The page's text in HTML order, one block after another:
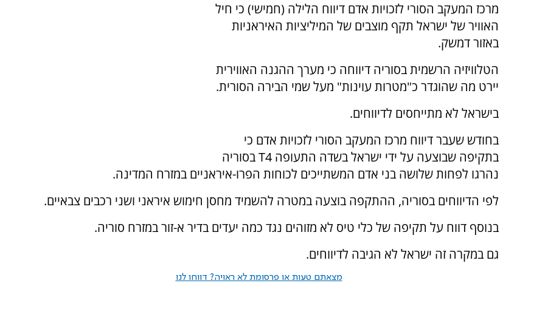
מרכז המעקב הסורי לזכויות אדם דיווח הלילה (חמישי) כי חיל
האוויר של ישראל תקף מוצבים של המיליציות האיראניות
באזור דמשק.
הטלוויזיה הרשמית בסוריה דיווחה כי מערך ההגנה האווירית
יירט מה שהוגדר כ"מטרות עוינות" מעל שמי הבירה הסורית.
בישראל לא מתייחסים לדיווחים.
בחודש שעבר דיווח מרכז המעקב הסורי לזכויות אדם כי
בתקיפה שבוצעה על ידי ישראל בשדה התעופה T4 בסוריה
נהרגו לפחות שלושה בני אדם המשתייכים לכוחות הפרו-איראניים במזרח המדינה.
לפי הדיווחים בסוריה, ההתקפה בוצעה במטרה להשמיד מחסן חימוש איראני ושני רכבים צבאיים.
בנוסף דווח על תקיפה של כלי טיס לא מזוהים נגד כמה יעדים בדיר א-זור במזרח סוריה.
גם במקרה זה ישראל לא הגיבה לדיווחים.
מצאתם טעות או פרסומת לא ראויה? דווחו לנו